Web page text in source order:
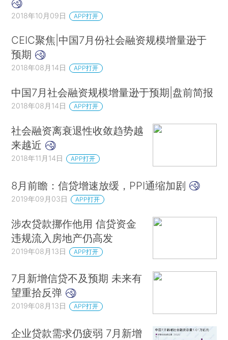
2018年10月09日 APP打开
CEIC聚焦|中国7月份社会融资规模增量逊于
预期
2018年08月14日 APP打开
中国7月社会融资规模增量逊于预期|盘前简报
2018年08月14日 APP打开
社会融资离衰退性收敛趋势越
来越近
2018年11月14日 APP打开
8月前瞻：信贷增速放缓，PPI通缩加剧
2019年09月03日 APP打开
涉农贷款挪作他用 信贷资金
违规流入房地产仍高发
2019年08月13日 APP打开
7月新增信贷不及预期 未来有
望重拾反弹
2019年08月13日 APP打开
企业贷款需求仍疲弱 7月新增